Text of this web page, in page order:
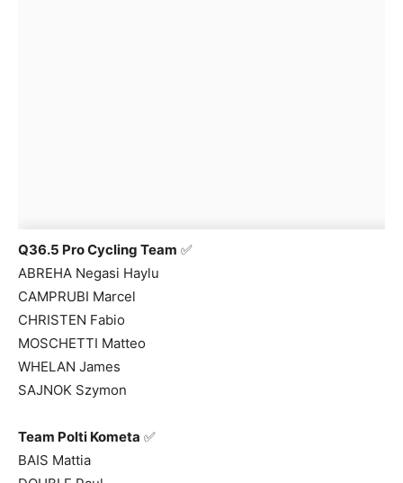
Q36.5 Pro Cycling Team ✅
ABREHA Negasi Haylu
CAMPRUBI Marcel
CHRISTEN Fabio
MOSCHETTI Matteo
WHELAN James
SAJNOK Szymon
Team Polti Kometa ✅
BAIS Mattia